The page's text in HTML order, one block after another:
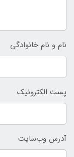
نام و نام خانوادگی
پست الکترونیک
آدرس وب‌سایت